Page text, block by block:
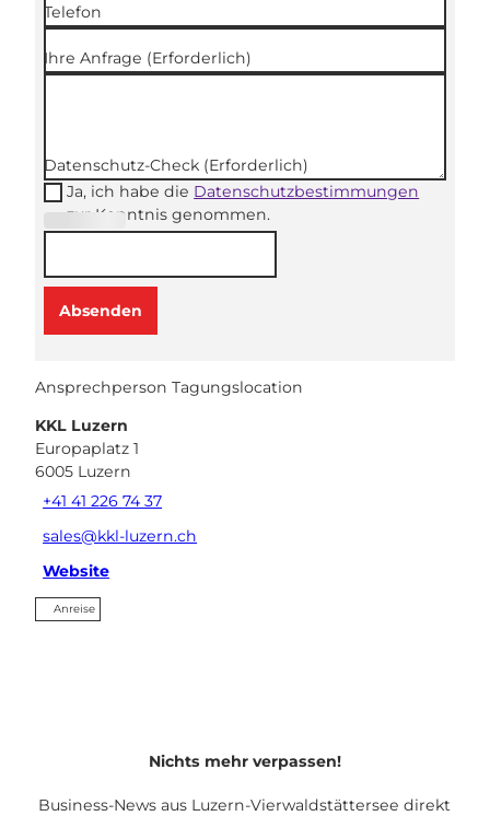
Telefon
Ihre Anfrage (Erforderlich)
Datenschutz-Check (Erforderlich)
Ja, ich habe die Datenschutzbestimmungen
zur Kenntnis genommen.
Absenden
Ansprechperson Tagungslocation
KKL Luzern
Europaplatz 1
6005 Luzern
+41 41 226 74 37
sales@kkl-luzern.ch
Website
Anreise
Nichts mehr verpassen!
Business-News aus Luzern-Vierwaldstättersee direkt